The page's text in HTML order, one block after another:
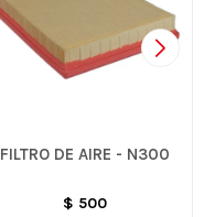
FILTRO DE AIRE - N300
$ 500